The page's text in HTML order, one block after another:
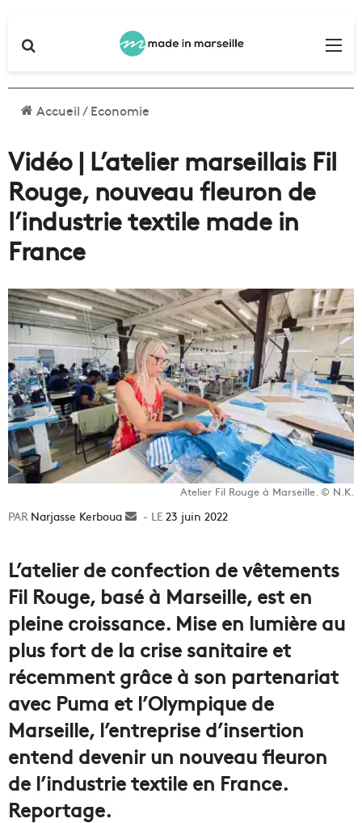
Accueil/Economie
Vidéo | L’atelier marseillais Fil
Rouge, nouveau fleuron de
l’industrie textile made in
France
Atelier Fil Rouge à Marseille. © N.K.
Narjasse Kerboua
Envoyer23 juin 2022
L’atelier de confection de vêtements
Fil Rouge, basé à Marseille, est en
pleine croissance. Mise en lumière au
plus fort de la crise sanitaire et
récemment grâce à son partenariat
avec Puma et l’Olympique de
Marseille, l’entreprise d’insertion
entend devenir un nouveau fleuron
de l’industrie textile en France.
Reportage.